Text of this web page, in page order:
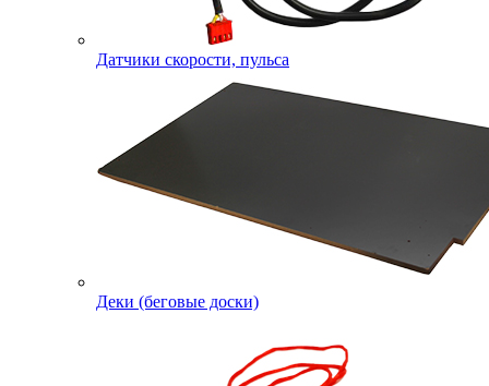
Датчики скорости, пульса
Деки (беговые доски)